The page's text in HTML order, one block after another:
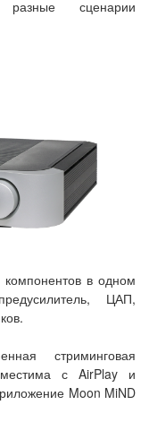
разные сценарии
компонентов в одном
ЦАП,
стриминговая
с AirPlay и
Moon MiND